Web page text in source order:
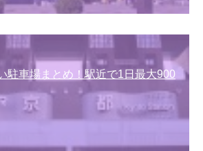
駐車場まとめ！駅近で1日最大900